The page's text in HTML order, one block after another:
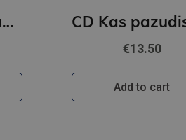
CD Tu saucu mani vārdā - upju līnijās Dzejkoncerts
€13.50
Add to cart